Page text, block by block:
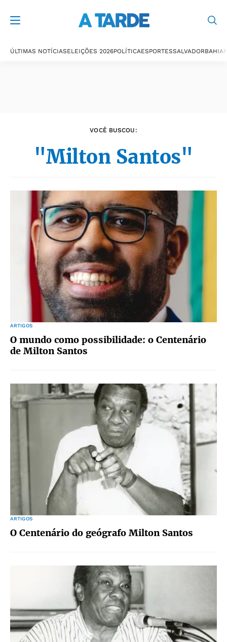
ÚLTIMAS NOTÍCIASELEIÇÕES 2026POLÍTICAESPORTESSALVADORBAHIA
VOCÊ BUSCOU:
"Milton Santos"
ARTIGOS
O mundo como possibilidade: o Centenário
de Milton Santos
ARTIGOS
O Centenário do geógrafo Milton Santos